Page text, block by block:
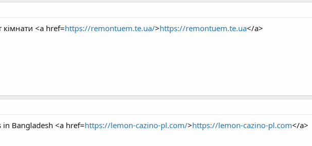
кімнати <a href=https://remontuem.te.ua/>https://remontuem.te.ua</a>
in Bangladesh <a href=https://lemon-cazino-pl.com/>https://lemon-cazino-pl.com</a>